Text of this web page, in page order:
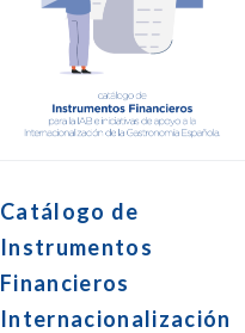
Catálogo de
Instrumentos
Financieros
Internacionalización